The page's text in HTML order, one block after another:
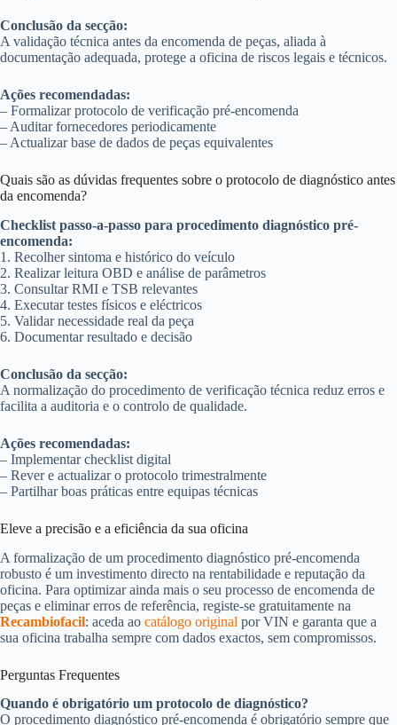
Conclusão da secção:
A validação técnica antes da encomenda de peças, aliada à
documentação adequada, protege a oficina de riscos legais e técnicos.
Ações recomendadas:
– Formalizar protocolo de verificação pré-encomenda
– Auditar fornecedores periodicamente
– Actualizar base de dados de peças equivalentes
Quais são as dúvidas frequentes sobre o protocolo de diagnóstico antes
da encomenda?
Checklist passo-a-passo para procedimento diagnóstico pré-
encomenda:
1. Recolher sintoma e histórico do veículo
2. Realizar leitura OBD e análise de parâmetros
3. Consultar RMI e TSB relevantes
4. Executar testes físicos e eléctricos
5. Validar necessidade real da peça
6. Documentar resultado e decisão
Conclusão da secção:
A normalização do procedimento de verificação técnica reduz erros e
facilita a auditoria e o controlo de qualidade.
Ações recomendadas:
– Implementar checklist digital
– Rever e actualizar o protocolo trimestralmente
– Partilhar boas práticas entre equipas técnicas
Eleve a precisão e a eficiência da sua oficina
A formalização de um procedimento diagnóstico pré-encomenda
robusto é um investimento directo na rentabilidade e reputação da
oficina. Para optimizar ainda mais o seu processo de encomenda de
peças e eliminar erros de referência, registe-se gratuitamente na
Recambiofacil: aceda ao catálogo original por VIN e garanta que a
sua oficina trabalha sempre com dados exactos, sem compromissos.
Perguntas Frequentes
Quando é obrigatório um protocolo de diagnóstico?
O procedimento diagnóstico pré-encomenda é obrigatório sempre que